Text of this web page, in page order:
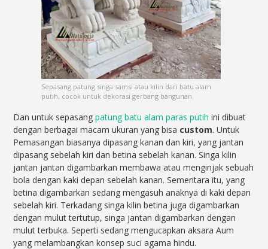
Sepasang patung singa samsi atau kilin dari batu alam
putih, cocok untuk dekorasi gerbang bangunan.
Dan untuk sepasangpatung batu alam paras putih ini dibuat
dengan berbagai macam ukuran yang bisa custom. Untuk
Pemasangan biasanya dipasang kanan dan kiri, yang jantan
dipasang sebelah kiri dan betina sebelah kanan. Singa kilin
jantan jantan digambarkan membawa atau menginjak sebuah
bola dengan kaki depan sebelah kanan. Sementara itu, yang
betina digambarkan sedang mengasuh anaknya di kaki depan
sebelah kiri. Terkadang singa kilin betina juga digambarkan
dengan mulut tertutup, singa jantan digambarkan dengan
mulut terbuka. Seperti sedang mengucapkan aksara Aum
yang melambangkan konsep suci agama hindu.